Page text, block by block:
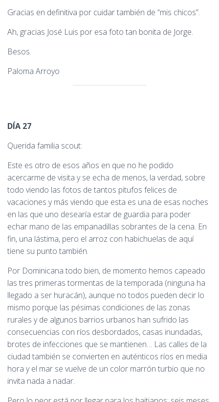
Gracias en definitiva por cuidar también de “mis chicos”.
Ah, gracias José Luis por esa foto tan bonita de Jorge.
Besos.
Paloma Arroyo
DÍA 27
Querida familia scout:
Este es otro de esos años en que no he podido
acercarme de visita y se echa de menos, la verdad, sobre
todo viendo las fotos de tantos pitufos felices de
vacaciones y más viendo que esta es una de esas noches
en las que uno desearía estar de guardia para poder
echar mano de las empanadillas sobrantes de la cena. En
fin, una lástima, pero el arroz con habichuelas de aquí
tiene su punto también.
Por Dominicana todo bien, de momento hemos capeado
las tres primeras tormentas de la temporada (ninguna ha
llegado a ser huracán), aunque no todos pueden decir lo
mismo porque las pésimas condiciones de las zonas
rurales y de algunos barrios urbanos han sufrido las
consecuencias con ríos desbordados, casas inundadas,
brotes de infecciones que se mantienen… Las calles de la
ciudad también se convierten en auténticos ríos en media
hora y el mar se vuelve de un color marrón turbio que no
invita nada a nadar.